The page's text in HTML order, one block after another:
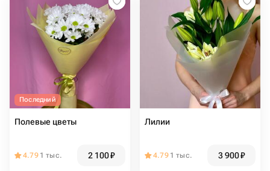
Последний
Полевые цветы
4.79 1 тыс. 2 100₽
Лилии
4.79 1 тыс. 3 900₽